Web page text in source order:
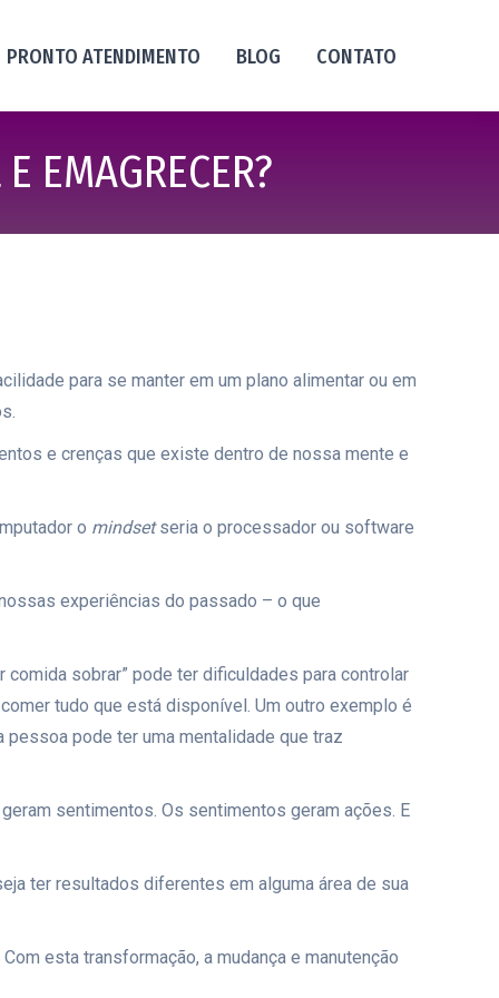
PRONTO ATENDIMENTO BLOG CONTATO
EMAGRECER?
para se manter em um plano alimentar ou em
e crenças que existe dentro de nossa mente e
o mindsetseria o processador ou software
experiências do passado – o que
sobrar” pode ter dificuldades para controlar
tudo que está disponível. Um outro exemplo é
pode ter uma mentalidade que traz
sentimentos. Os sentimentos geram ações. E
ter resultados diferentes em alguma área de sua
esta transformação, a mudança e manutenção